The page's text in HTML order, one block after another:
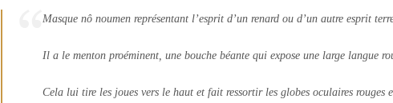
Masque nô noumen représentant l’esprit d’un renard ou d’un autre esprit
Il a le menton proéminent, une bouche béante qui expose une large langue
Cela lui tire les joues vers le haut et fait ressortir les globes oculaires rouges